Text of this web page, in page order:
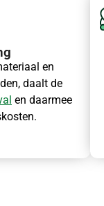
en
daalt de
en daarmee